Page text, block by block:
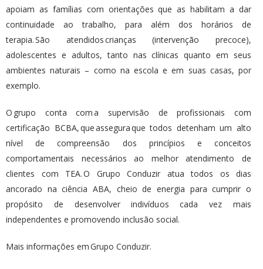
apoiam as famílias com orientações que as habilitam a dar
continuidade ao trabalho, para além dos horários de
terapia. São atendidos crianças (intervenção precoce),
adolescentes e adultos, tanto nas clínicas quanto em seus
ambientes naturais – como na escola e em suas casas, por
exemplo.
O grupo conta com a supervisão de profissionais com
certificação BCBA, que assegura que todos detenham um alto
nível de compreensão dos princípios e conceitos
comportamentais necessários ao melhor atendimento de
clientes com TEA. O Grupo Conduzir atua todos os dias
ancorado na ciência ABA, cheio de energia para cumprir o
propósito de desenvolver indivíduos cada vez mais
independentes e promovendo inclusão social.
Mais informações emGrupo Conduzir.